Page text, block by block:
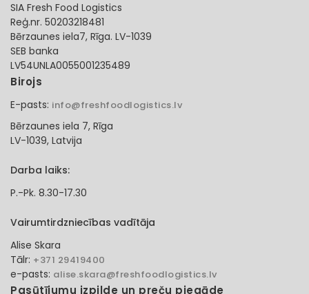
SIA Fresh Food Logistics
Reģ.nr. 50203218481
Bērzaunes iela7, Rīga. LV-1039
SEB banka
LV54UNLA0055001235489
Birojs
E-pasts: info@freshfoodlogistics.lv
Bērzaunes iela 7, Rīga
LV-1039, Latvija
Darba laiks:
P.-Pk. 8.30-17.30
Vairumtirdzniecības vadītāja
Alise Skara
Tālr: +371 29419400
e-pasts: alise.skara@freshfoodlogistics.lv
Pasūtījumu izpilde un preču piegāde